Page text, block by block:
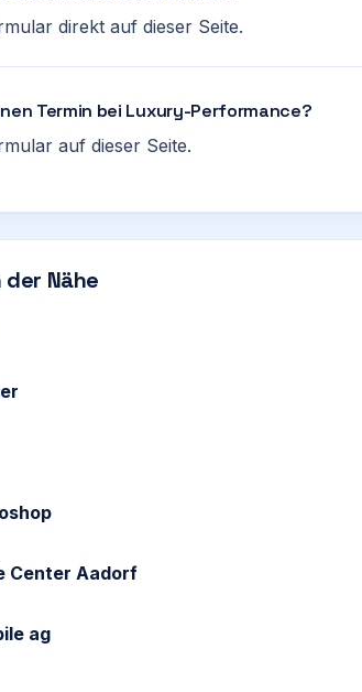
direkt auf dieser Seite.
Termin bei Luxury-Performance?
auf dieser Seite.
Nähe
Center Aadorf
ag